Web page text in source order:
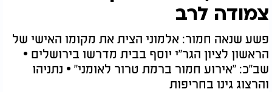
צמודה לרב
פשע שנאה חמור: אלמוני הצית את מקומו האישי של
הראשון לציון הגר"י יוסף בבית מדרשו בירושלים •
שב"כ: "אירוע חמור ברמת טרור לאומני" • נתניהו
והרצוג גינו בחריפות